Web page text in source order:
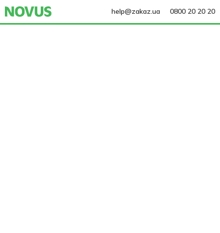
help@zakaz.ua 0800 20 20 20